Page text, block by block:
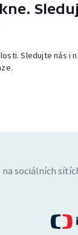
Sledujte nás i
na sociálních